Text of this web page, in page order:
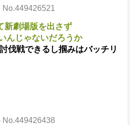
No.449426521
新劇場版を出さず
んじゃないだろうか
伐戦できるし掴みはバッチリ
No.449426438